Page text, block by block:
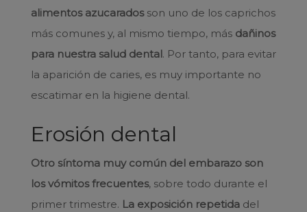
alimentos azucaradosson uno de los caprichos
más comunes y, al mismo tiempo, más dañinos
para nuestra salud dental. Por tanto, para evitar
la aparición de caries, es muy importante no
escatimar en la higiene dental.
Erosión dental
Otro síntoma muy común del embarazo son
los vómitos frecuentes, sobre todo durante el
primer trimestre. La exposición repetida del